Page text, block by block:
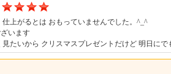
仕上がるとは おもっていませんでした。^_^
います
見たいから クリスマスプレゼントだけど 明日に